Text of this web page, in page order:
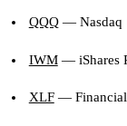
QQQ— Nasdaq
IWM— iShares
XLF— Financial